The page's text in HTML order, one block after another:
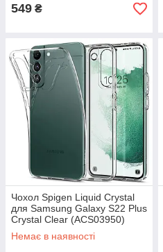
549 ₴
Чохол Spigen Liquid Crystal
для Samsung Galaxy S22 Plus
Crystal Clear (ACS03950)
Немає в наявності